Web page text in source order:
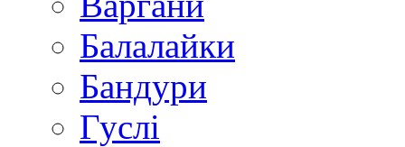
Балалайки
Бандури
Гуслі